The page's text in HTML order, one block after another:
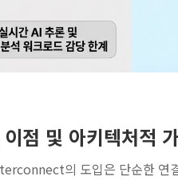
점 및 아키텍처적
의 도입은 단순한 연